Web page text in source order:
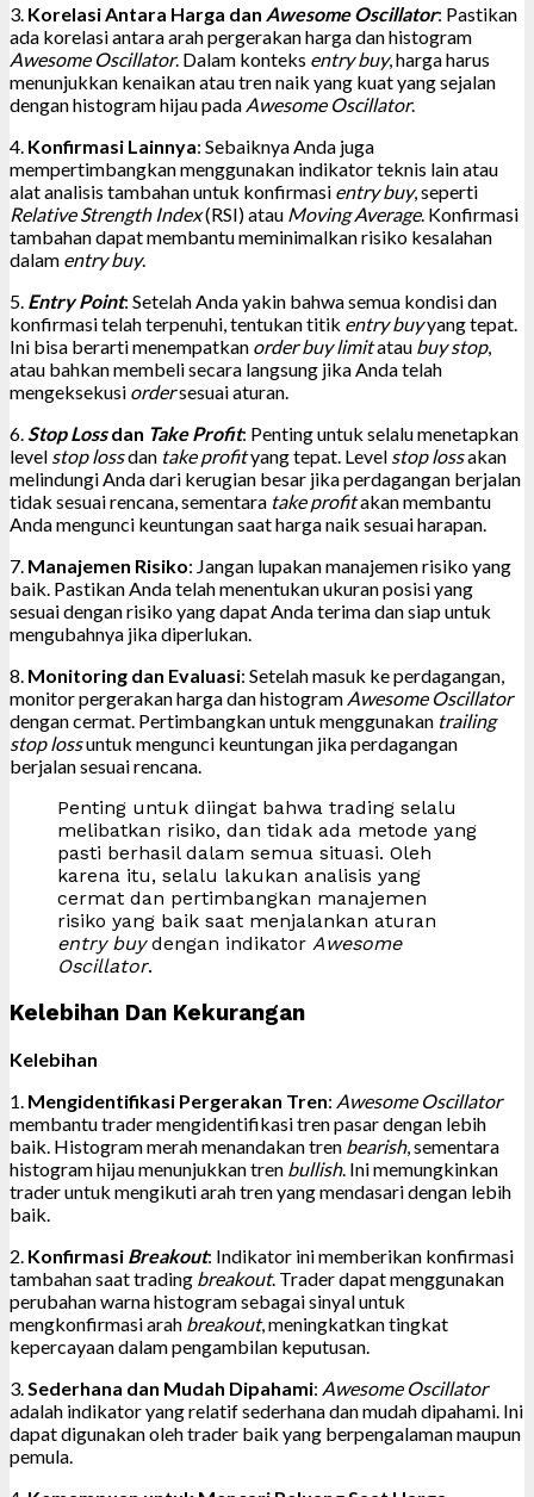
3. Korelasi Antara Harga dan Awesome Oscillator: Pastikan
ada korelasi antara arah pergerakan harga dan histogram
Awesome Oscillator. Dalam konteks entry buy, harga harus
menunjukkan kenaikan atau tren naik yang kuat yang sejalan
dengan histogram hijau pada Awesome Oscillator.
4. Konfirmasi Lainnya: Sebaiknya Anda juga
mempertimbangkan menggunakan indikator teknis lain atau
alat analisis tambahan untuk konfirmasi entry buy, seperti
Relative Strength Index(RSI) atau Moving Average. Konfirmasi
tambahan dapat membantu meminimalkan risiko kesalahan
dalam entry buy.
5. Entry Point: Setelah Anda yakin bahwa semua kondisi dan
konfirmasi telah terpenuhi, tentukan titik entry buyyang tepat.
Ini bisa berarti menempatkan order buy limitatau buy stop,
atau bahkan membeli secara langsung jika Anda telah
mengeksekusi ordersesuai aturan.
6.Stop Lossdan Take Profit: Penting untuk selalu menetapkan
level stop lossdan take profityang tepat. Level stop lossakan
melindungi Anda dari kerugian besar jika perdagangan berjalan
tidak sesuai rencana, sementara take profitakan membantu
Anda mengunci keuntungan saat harga naik sesuai harapan.
7. Manajemen Risiko: Jangan lupakan manajemen risiko yang
baik. Pastikan Anda telah menentukan ukuran posisi yang
sesuai dengan risiko yang dapat Anda terima dan siap untuk
mengubahnya jika diperlukan.
8. Monitoring dan Evaluasi: Setelah masuk ke perdagangan,
monitor pergerakan harga dan histogram Awesome Oscillator
dengan cermat. Pertimbangkan untuk menggunakan trailing
stop lossuntuk mengunci keuntungan jika perdagangan
berjalan sesuai rencana.
Penting untuk diingat bahwa trading selalu
melibatkan risiko, dan tidak ada metode yang
pasti berhasil dalam semua situasi. Oleh
karena itu, selalu lakukan analisis yang
cermat dan pertimbangkan manajemen
risiko yang baik saat menjalankan aturan
entry buydengan indikator Awesome
Oscillator.
Kelebihan Dan Kekurangan
Kelebihan
1. Mengidentifikasi Pergerakan Tren: Awesome Oscillator
membantu trader mengidentifikasi tren pasar dengan lebih
baik. Histogram merah menandakan tren bearish, sementara
histogram hijau menunjukkan tren bullish. Ini memungkinkan
trader untuk mengikuti arah tren yang mendasari dengan lebih
baik.
2. Konfirmasi Breakout: Indikator ini memberikan konfirmasi
tambahan saat trading breakout. Trader dapat menggunakan
perubahan warna histogram sebagai sinyal untuk
mengkonfirmasi arah breakout, meningkatkan tingkat
kepercayaan dalam pengambilan keputusan.
3.Sederhana dan Mudah Dipahami: Awesome Oscillator
adalah indikator yang relatif sederhana dan mudah dipahami. Ini
dapat digunakan oleh trader baik yang berpengalaman maupun
pemula.